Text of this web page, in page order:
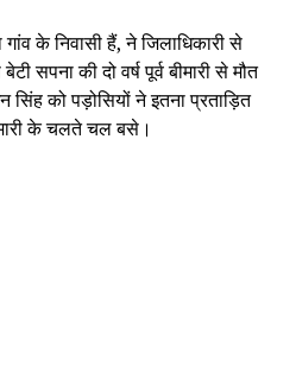
गांव के निवासी हैं, ने जिलाधिकारी से
सपना की दो वर्ष पूर्व बीमारी से मौत
सिंह को पड़ोसियों ने इतना प्रताड़ित
के चलते चल बसे।